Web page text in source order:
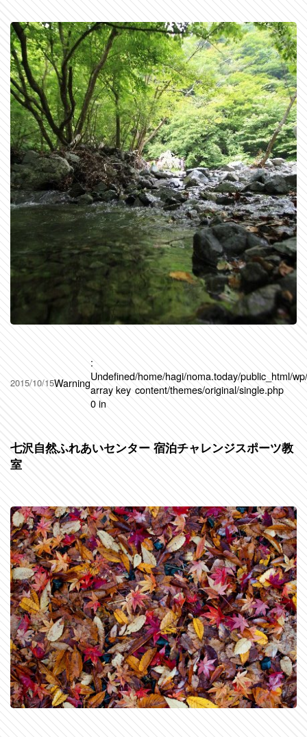
2015/10/15Warning
:
Undefined
array key
0 in
/home/hagi/noma.today/public_html/
content/themes/original/single.php
七沢自然ふれあいセンター 宿泊チャレンジスポーツ教
室